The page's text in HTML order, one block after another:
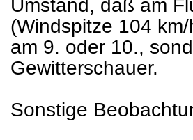
Umstand, daß am
(Windspitze 104
am 9. oder 10.,
Gewitterschauer.
Sonstige